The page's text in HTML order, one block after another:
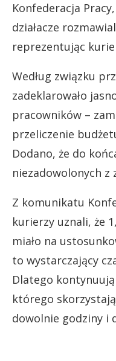
Konfederacja
działacze
reprezentując
Według związku
zadeklarowało
pracowników –
przeliczenie
Dodano, że do
niezadowolonych
Z komunikatu
kurierzy uznali, że
miało na
to wystarczający
Dlatego
którego
dowolnie godziny i